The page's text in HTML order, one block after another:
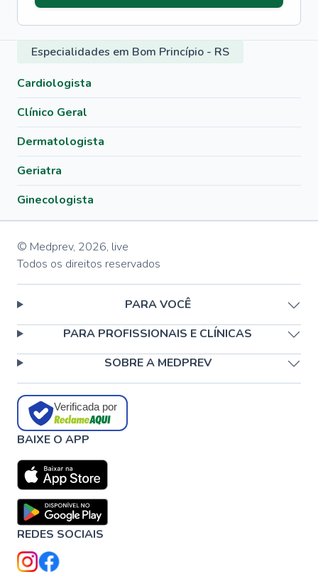
Especialidades em Bom Princípio - RS
Cardiologista
Clínico Geral
Dermatologista
Geriatra
Ginecologista
© Medprev, 2026, live
Todos os direitos reservados
PARA VOCÊ
PARA PROFISSIONAIS E CLÍNICAS
SOBRE A MEDPREV
Verificada por
BAIXE O APP
REDES SOCIAIS